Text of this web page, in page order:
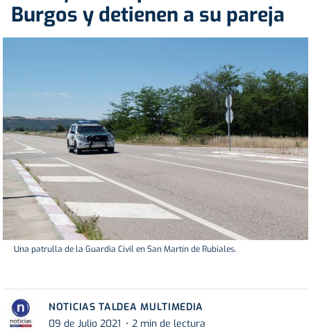
Burgos y detienen a su pareja
Una patrulla de la Guardia Civil en San Martín de Rubiales.
NOTICIAS TALDEA MULTIMEDIA
09 de Julio 2021
2 min de lectura